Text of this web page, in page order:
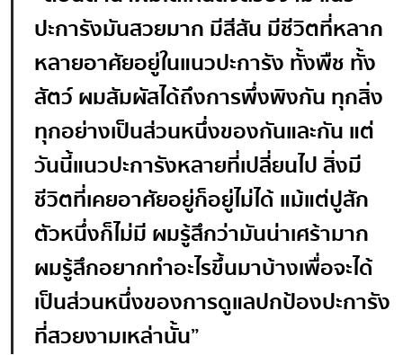
ปะการังมันสวยมาก มีสีสัน มีชีวิตที่หลาก
หลายอาศัยอยู่ในแนวปะการัง ทั้งพืช ทั้ง
สัตว์ ผมสัมผัสได้ถึงการพึ่งพิงกัน ทุกสิ่ง
ทุกอย่างเป็นส่วนหนึ่งของกันและกัน แต่
วันนี้แนวปะการังหลายที่เปลี่ยนไป สิ่งมี
ชีวิตที่เคยอาศัยอยู่ก็อยู่ไม่ได้ แม้แต่ปูสัก
ตัวหนึ่งก็ไม่มี ผมรู้สึกว่ามันน่าเศร้ามาก
ผมรู้สึกอยากทำอะไรขึ้นมาบ้างเพื่อจะได้
เป็นส่วนหนึ่งของการดูแลปกป้องปะการัง
ที่สวยงามเหล่านั้น”